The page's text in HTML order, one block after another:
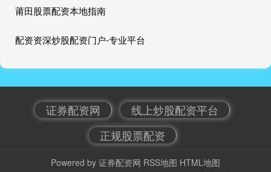
莆田股票配资本地指南
配资资深炒股配资门户-专业平台
证券配资网
线上炒股配资平台
正规股票配资
Powered by 证券配资网 RSS地图 HTML地图